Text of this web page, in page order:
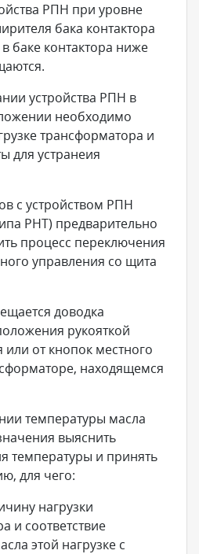
РПН при уровне
бака контактора
баке контактора ниже
устройства РПН в
необходимо
трансформатора и
для устранеия
с устройством РПН
РНТ) предварительно
процесс переключения
управления со щита
доводка
рукояткой
от кнопок местного
находящемся
температуры масла
выяснить
и принять
для чего:
нагрузки
и соответствие
этой нагрузке с